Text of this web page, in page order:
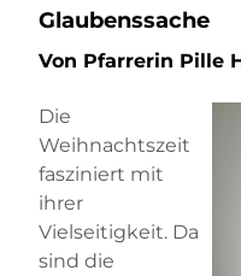
Glaubenssache
Von Pfarrerin Pille
Die
Weihnachtszeit
fasziniert mit
ihrer
Vielseitigkeit. Da
sind die